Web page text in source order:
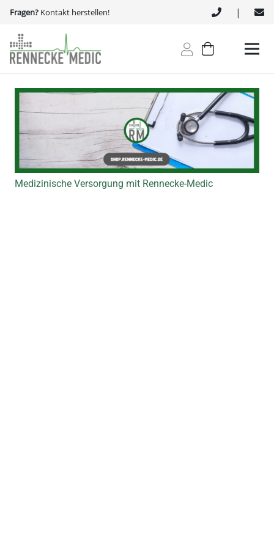
Fragen? Kontakt herstellen! |
Medizinische Versorgung mit Rennecke-Medic